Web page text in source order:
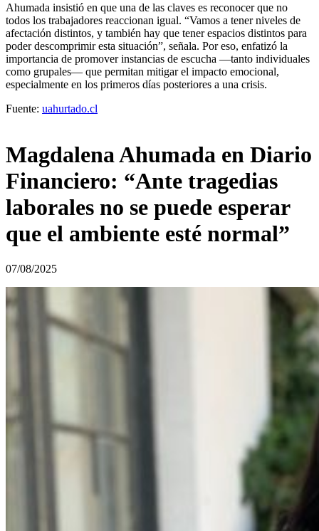
Ahumada insistió en que una de las claves es reconocer que no
todos los trabajadores reaccionan igual. “Vamos a tener niveles de
afectación distintos, y también hay que tener espacios distintos para
poder descomprimir esta situación”, señala. Por eso, enfatizó la
importancia de promover instancias de escucha —tanto individuales
como grupales— que permitan mitigar el impacto emocional,
especialmente en los primeros días posteriores a una crisis.
Fuente: uahurtado.cl
Magdalena Ahumada en Diario
Financiero: “Ante tragedias
laborales no se puede esperar
que el ambiente esté normal”
07/08/2025